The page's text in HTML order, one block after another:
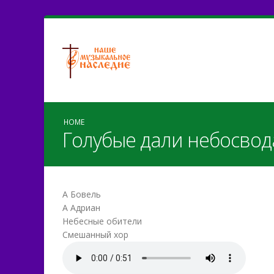
HOME
Голубые дали
А Бовель
А Адриан
Небесные обители
Смешанный хор